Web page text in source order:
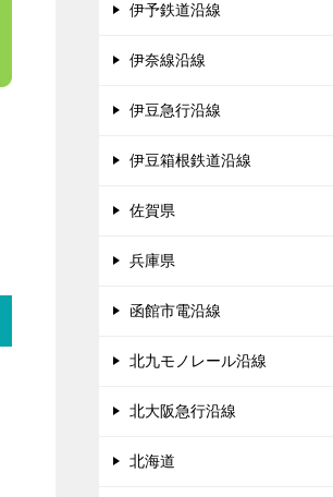
伊予鉄道沿線
伊奈線沿線
伊豆急行沿線
伊豆箱根鉄道沿線
佐賀県
兵庫県
函館市電沿線
北九モノレール沿線
北大阪急行沿線
北海道